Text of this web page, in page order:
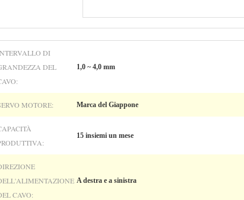
DI
DEL
1,0 ~ 4,0 mm
MOTORE: Marca del Giappone
15 insiemi un mese
CAVO:
A destra e a sinistra